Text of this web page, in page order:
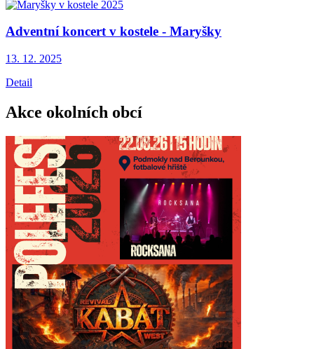
Adventní koncert v kostele - Maryšky
13. 12. 2025
Detail
Akce okolních obcí